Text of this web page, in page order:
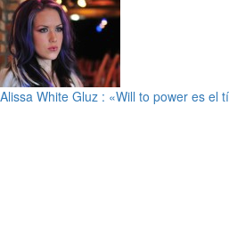
Alissa White Gluz : «Will to power es el